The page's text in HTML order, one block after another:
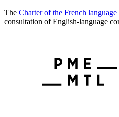
The Charter of the French language
consultation of English-language